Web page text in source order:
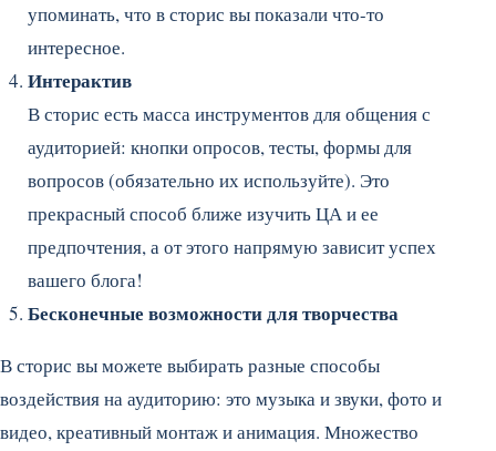
упоминать, что в сторис вы показали что-то
интересное.
Интерактив
В сторис есть масса инструментов для общения с
аудиторией: кнопки опросов, тесты, формы для
вопросов (обязательно их используйте). Это
прекрасный способ ближе изучить ЦА и ее
предпочтения, а от этого напрямую зависит успех
вашего блога!
Бесконечные возможности для творчества
В сторис вы можете выбирать разные способы
воздействия на аудиторию: это музыка и звуки, фото и
видео, креативный монтаж и анимация. Множество